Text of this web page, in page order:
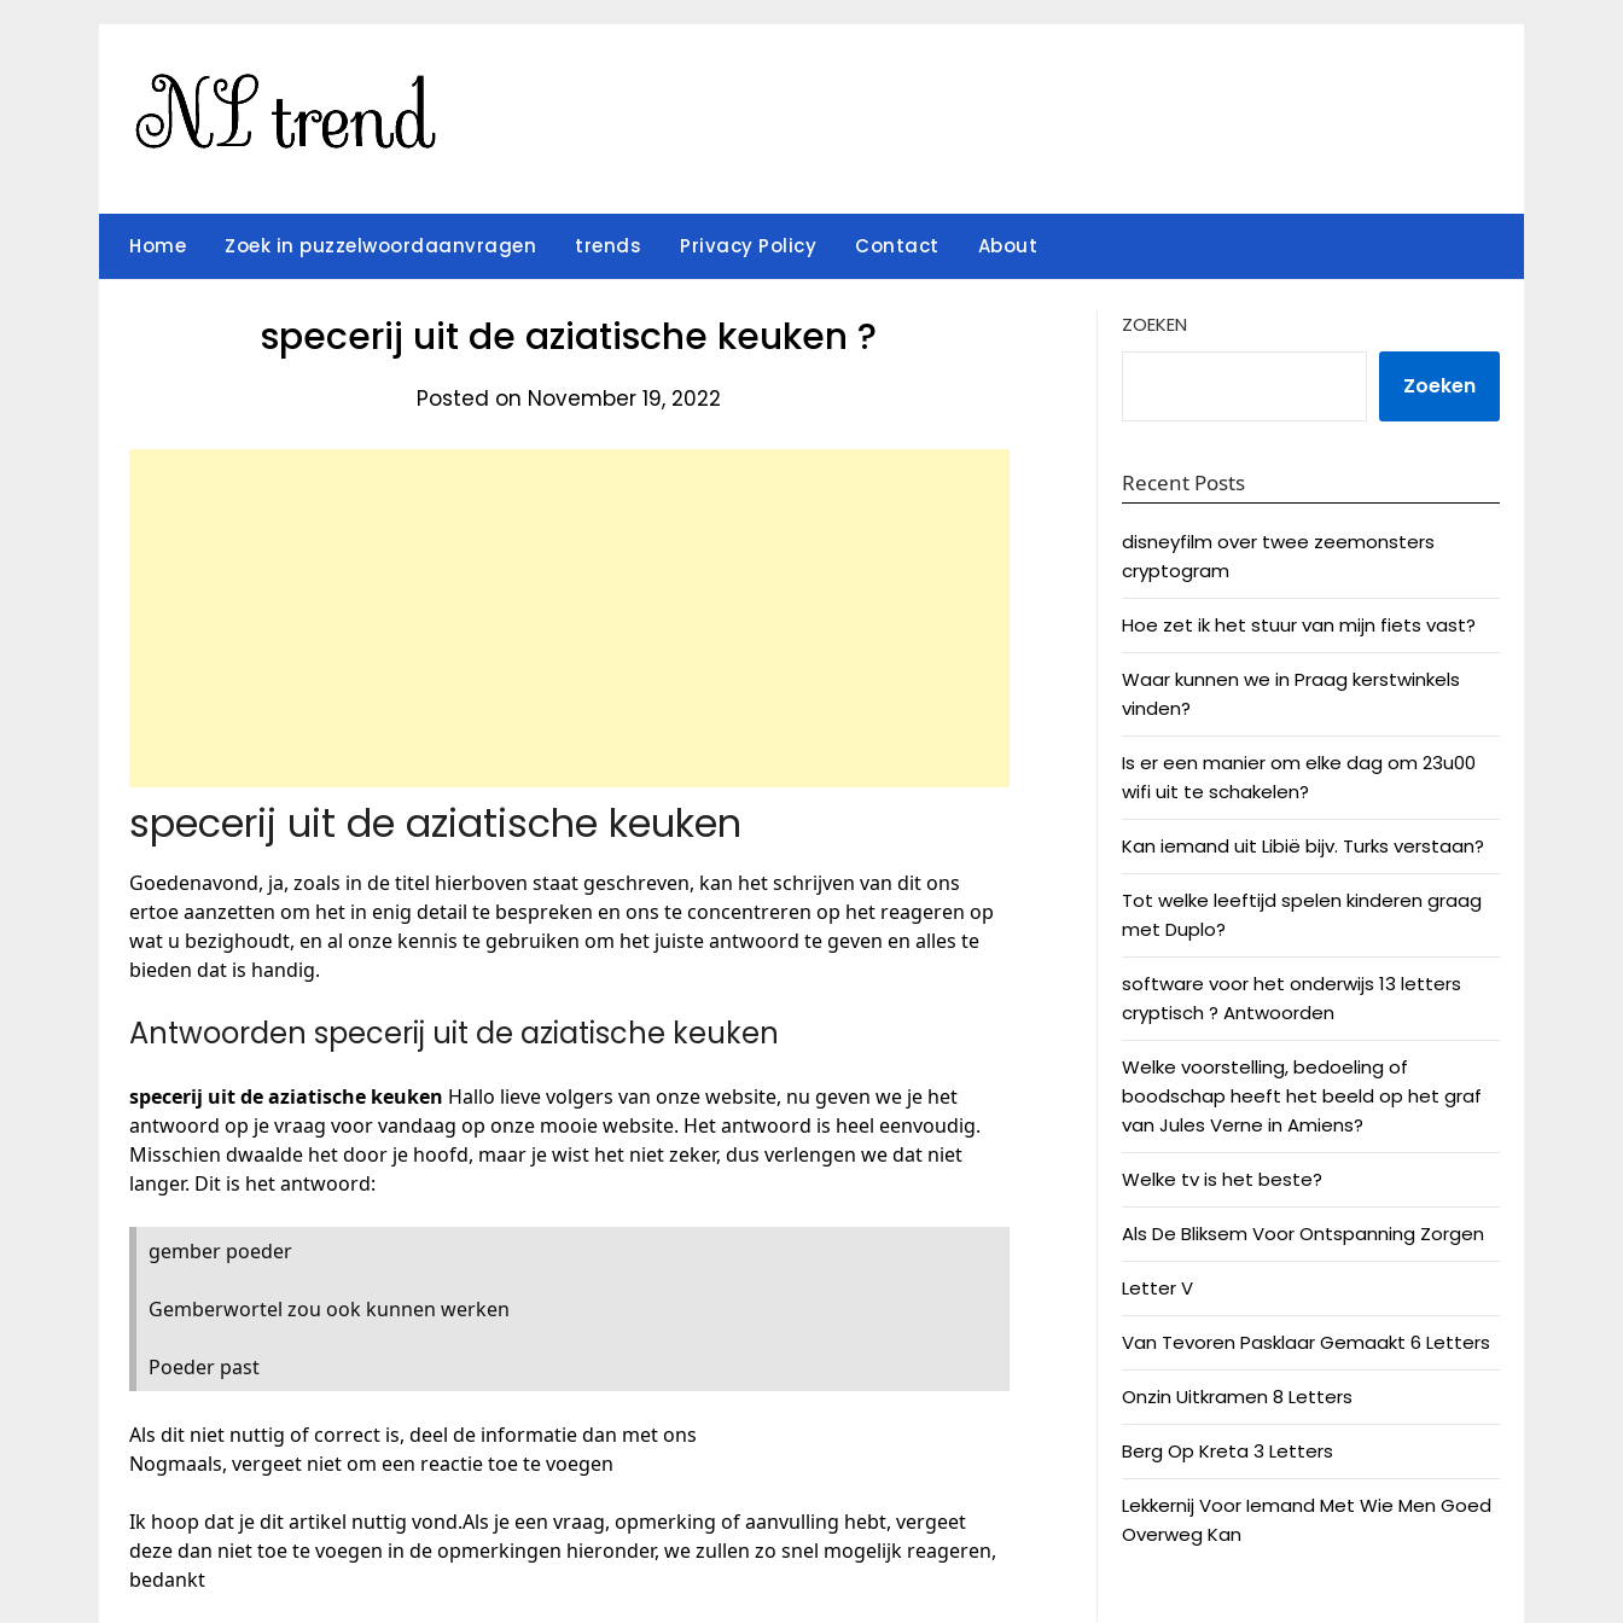
Home Zoek in puzzelwoordaanvragen trends Privacy Policy Contact About
specerij uit de aziatische keuken ?
Posted on November 19, 2022
specerij uit de aziatische keuken
Goedenavond, ja, zoals in de titel hierboven staat geschreven, kan het schrijven van dit ons
ertoe aanzetten om het in enig detail te bespreken en ons te concentreren op het reageren op
wat u bezighoudt, en al onze kennis te gebruiken om het juiste antwoord te geven en alles te
bieden dat is handig.
Antwoorden specerij uit de aziatische keuken
specerij uit de aziatische keuken Hallo lieve volgers van onze website, nu geven we je het
antwoord op je vraag voor vandaag op onze mooie website. Het antwoord is heel eenvoudig.
Misschien dwaalde het door je hoofd, maar je wist het niet zeker, dus verlengen we dat niet
langer. Dit is het antwoord:
gember poeder
Gemberwortel zou ook kunnen werken
Poeder past
Als dit niet nuttig of correct is, deel de informatie dan met ons
Nogmaals, vergeet niet om een ​​reactie toe te voegen
Ik hoop dat je dit artikel nuttig vond.Als je een vraag, opmerking of aanvulling hebt, vergeet
deze dan niet toe te voegen in de opmerkingen hieronder, we zullen zo snel mogelijk reageren,
bedankt
ZOEKEN
Zoeken
Recent Posts
disneyfilm over twee zeemonsters
cryptogram
Hoe zet ik het stuur van mijn fiets vast?
Waar kunnen we in Praag kerstwinkels
vinden?
Is er een manier om elke dag om 23u00
wifi uit te schakelen?
Kan iemand uit Libië bijv. Turks verstaan?
Tot welke leeftijd spelen kinderen graag
met Duplo?
software voor het onderwijs 13 letters
cryptisch ? Antwoorden
Welke voorstelling, bedoeling of
boodschap heeft het beeld op het graf
van Jules Verne in Amiens?
Welke tv is het beste?
Als De Bliksem Voor Ontspanning Zorgen
Letter V
Van Tevoren Pasklaar Gemaakt 6 Letters
Onzin Uitkramen 8 Letters
Berg Op Kreta 3 Letters
Lekkernij Voor Iemand Met Wie Men Goed
Overweg Kan